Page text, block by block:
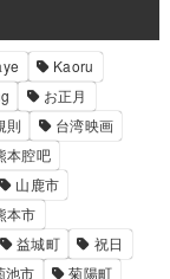
Kaoru
お正月
則
台湾映画
本腔吧
山鹿市
本市
益城町
祝日
池市
菊陽町